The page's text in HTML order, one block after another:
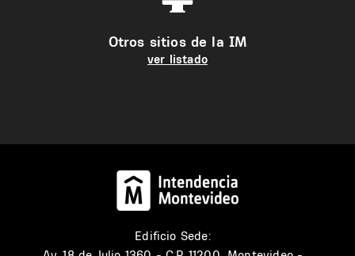
Otros sitios de la IM
ver listado
Edificio Sede: